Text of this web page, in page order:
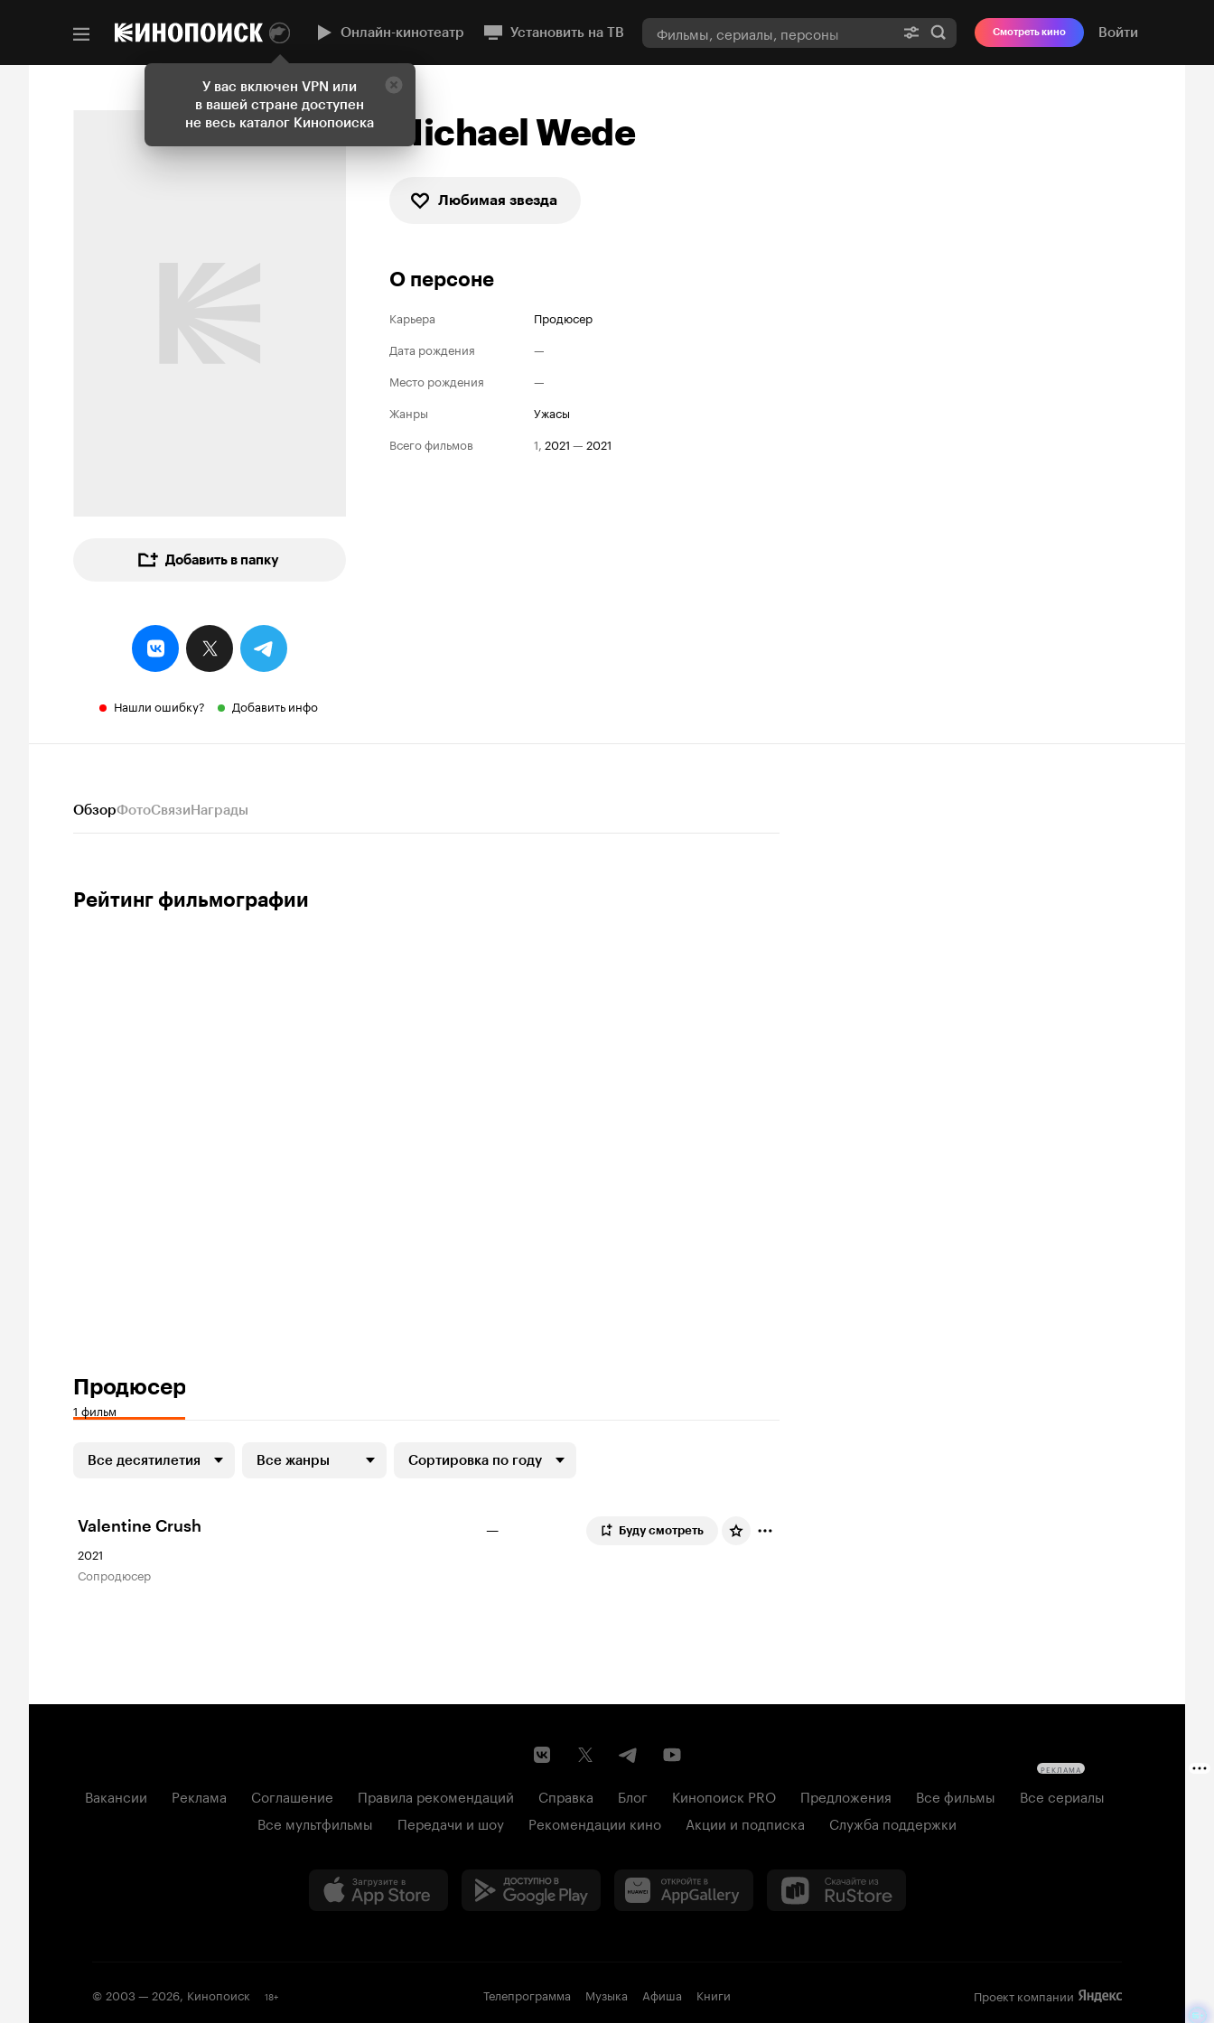
У вас включен VPN или
в вашей стране доступен
не весь каталог Кинопоиска
Онлайн-кинотеатр Установить на ТВ Смотреть кино Войти
Добавить в папку
Нашли ошибку? Добавить инфо
Michael Wede
Любимая звезда
О персоне
Карьера
Продюсер
Дата рождения
—
Место рождения
—
Жанры
ужасы
Всего фильмов
1, 2021 — 2021
ОбзорФотоСвязиНаграды
Рейтинг фильмографии
Продюсер
1 фильм
Все десятилетия Все жанры Сортировка по году
Valentine Crush
2021
сопродюсер
— Буду смотреть
Вакансии Реклама Соглашение Правила рекомендаций Справка Блог Кинопоиск PRO Предложения Все фильмы
Все сериалы
Все мультфильмы
Передачи и шоу Рекомендации кино Акции и подписка Служба поддержки
© 2003 —2026, Кинопоиск 18+ Телепрограмма Музыка Афиша Книги Проект компании
РЕКЛАМА